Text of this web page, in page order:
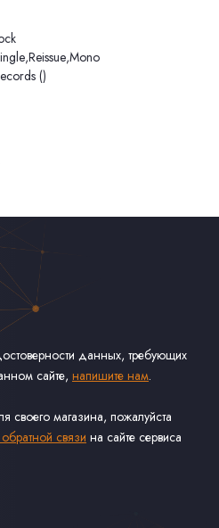
,Reissue,Mono
()
данных, требующих
сайте, напишите нам.
своего магазина, пожалуйста
связи на сайте сервиса